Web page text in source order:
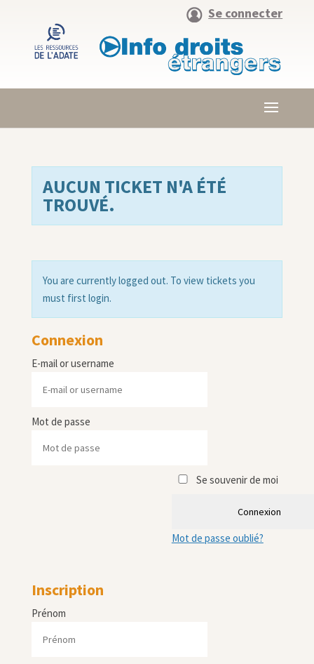
Se connecter
AUCUN TICKET N'A ÉTÉ
TROUVÉ.
You are currently logged out. To view tickets you
must first login.
Connexion
E-mail or username
Mot de passe
Se souvenir de moi
Connexion
Mot de passe oublié?
Inscription
Prénom